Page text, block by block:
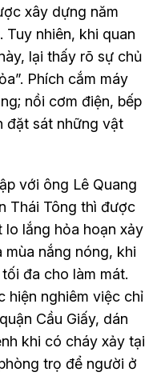
xây dựng năm
Tuy nhiên, khi quan
lại thấy rõ sự chủ
Phích cắm máy
nồi cơm điện, bếp
đặt sát những vật
với ông Lê Quang
Thái Tông thì được
lo lắng hỏa hoạn xảy
nắng nóng, khi
đa cho làm mát.
hiện nghiêm việc chỉ
Cầu Giấy, dán
khi có cháy xảy tại
trọ để người ở